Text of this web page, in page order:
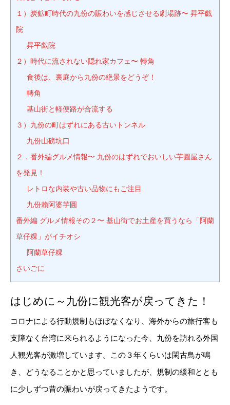
１）炭鉱町時代の九份の賑わいを感じさせる劇場跡〜 昇平戯
院
昇平戯院
２）時代に流されない隠れ家カフェ〜 轉角
食後は、裏庭から九份の絶景をどうぞ！
轉角
基山街と軽便路が合流する
３）九份の町はずれにある古いトンネル
九份山磅坑口
２．番外編グルメ情報〜 九份のはずれでおいしい芋圓屋さん
を発見！
レトロな内装や古い品物にもご注目
九份賴阿婆芋圓
番外編 グルメ情報その２〜 基山街でお土産を買うなら「阿蘭
草仔粿」がイチオシ
阿蘭草仔粿
さいごに
はじめに～九份に観光客が戻ってきた！
コロナによる行動規制もほぼなくなり、海外からの旅行客も
支障なく台湾に来られるようになった今、九份を訪れる外国
人観光客が激増しています。この３年くらいは閑古鳥が鳴
き、どうなることかと思っていましたが、規制の緩和ととも
に少しずつ昔の賑わいが戻ってきたようです。